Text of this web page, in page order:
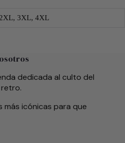
3XL, 4XL
dedicada al culto del
más icónicas para que